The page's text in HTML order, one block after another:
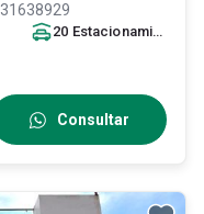
31638929
20 Estacionamiento
Consultar